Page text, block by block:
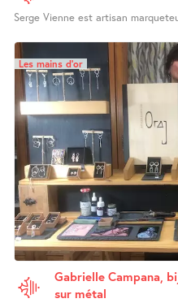
Serge Vienne est artisan
Les mains d’or
Gabrielle Campana,
sur métal